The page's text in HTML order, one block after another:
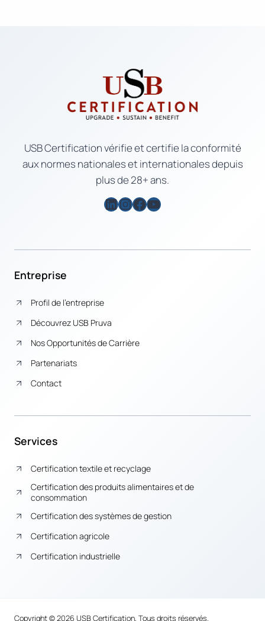
USB Certification vérifie et certifie la conformité
aux normes nationales et internationales depuis
plus de 28+ ans.
LinkedIn
Instagram
Facebook
YouTube
Entreprise
Profil de l’entreprise
Découvrez USB Pruva
Nos Opportunités de Carrière
Partenariats
Contact
Services
Certification textile et recyclage
Certification des produits alimentaires et de
consommation
Certification des systèmes de gestion
Certification agricole
Certification industrielle
Copyright © 2026 USB Certification, Tous droits réservés.